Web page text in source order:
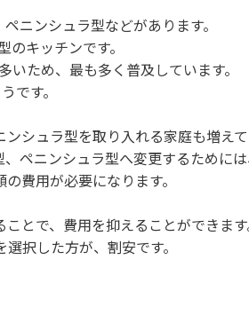
ニンシュラ型などがあります。
キッチンです。
ため、最も多く普及しています。
です。
シュラ型を取り入れる家庭も増えて
ペニンシュラ型へ変更するために
費用が必要になります。
とで、費用を抑えることができます
択した方が、割安です。